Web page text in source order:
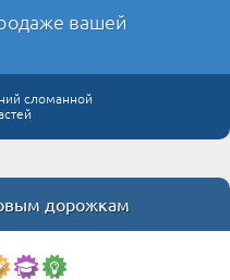
вашей
сломанной
дорожкам